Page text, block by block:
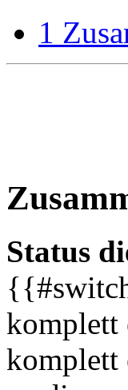
1
Status
komplett
komplett